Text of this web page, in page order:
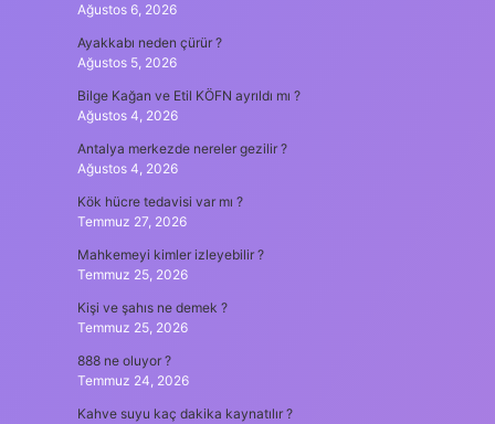
Ağustos 6, 2026
Ayakkabı neden çürür ?
Ağustos 5, 2026
Bilge Kağan ve Etil KÖFN ayrıldı mı ?
Ağustos 4, 2026
Antalya merkezde nereler gezilir ?
Ağustos 4, 2026
Kök hücre tedavisi var mı ?
Temmuz 27, 2026
Mahkemeyi kimler izleyebilir ?
Temmuz 25, 2026
Kişi ve şahıs ne demek ?
Temmuz 25, 2026
888 ne oluyor ?
Temmuz 24, 2026
Kahve suyu kaç dakika kaynatılır ?